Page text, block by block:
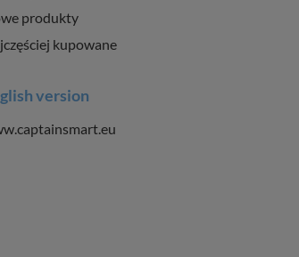
produkty
kupowane
version